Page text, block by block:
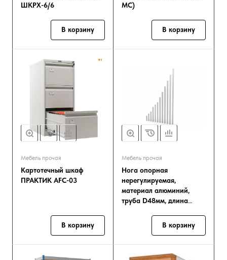
ШКРХ-6/6
В корзину
МС)
В корзину
Мебель прочая
Картотечный шкаф
ПРАКТИК AFC-03
В корзину
Мебель прочая
Нога опорная
нерегулируемая,
материал алюминий,
труба D48мм, длина
В корзину